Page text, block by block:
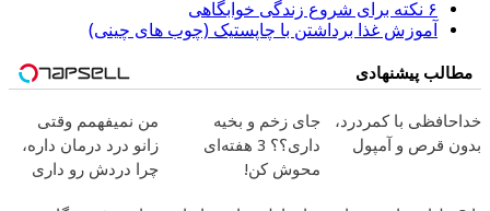
آموزش غذا برداشتن با چاپستیک (چوب های چینی)
مطالب پیشنهادی
خداحافظی با کمردرد،
بدون قرص و آمپول
جای زخم و بخیه
داری؟؟ 3 هفته‌ای
محوش کن!
من نمیفهمم وقتی
زانو درد درمان داره،
چرا دردش رو داری